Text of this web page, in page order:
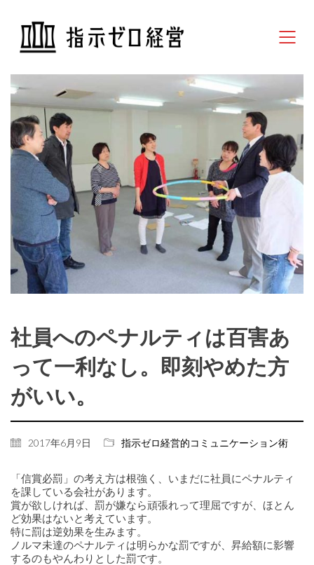
社員へのペナルティは百害あ
って一利なし。即刻やめた方
がいい。
2017年6月9日 指示ゼロ経営的コミュニケーション術
「信賞必罰」の考え方は根強く、いまだに社員にペナルティ
を課している会社があります。
賞が欲しければ、罰が嫌なら頑張れって理屈ですが、ほとん
ど効果はないと考えています。
特に罰は逆効果を生みます。
ノルマ未達のペナルティは明らかな罰ですが、昇給額に影響
するのもやんわりとした罰です。